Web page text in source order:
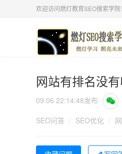
欢迎访问燃灯教育SEO搜索学院！
网站有排名没
09.06 22:14:48发布
SEO问答 / SEO优化 /